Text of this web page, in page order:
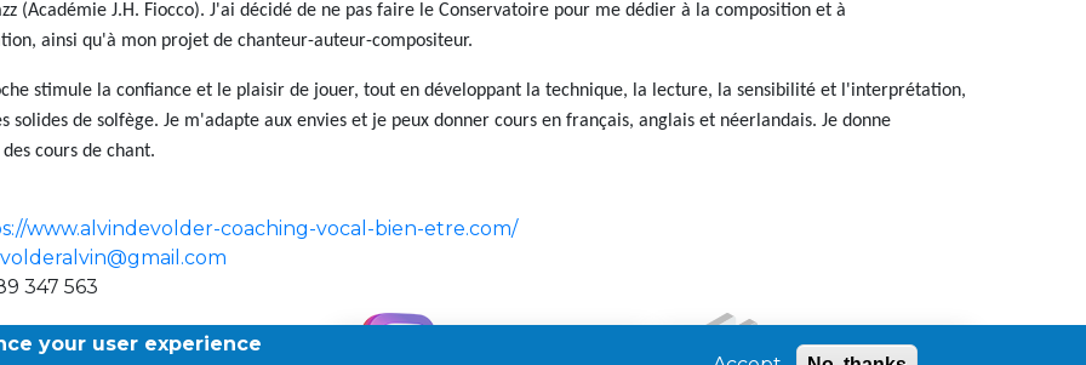
BE30 3100 2003 2711
Transport
transport@apeee-bxl1-services.be
BE77 3100 8642 2642
(Académie J.H. Fiocco). J'ai décidé de ne pas faire le Conservatoire pour me dédier à la composition et à
ainsi qu'à mon projet de chanteur-auteur-compositeur.
stimule la confiance et le plaisir de jouer, tout en développant la technique, la lecture, la sensibilité et l'interprétation,
solides de solfège. Je m'adapte aux envies et je peux donner cours en français, anglais et néerlandais. Je donne
cours de chant.
www.alvindevolder-coaching-vocal-bien-etre.com/
347 563
your user experience